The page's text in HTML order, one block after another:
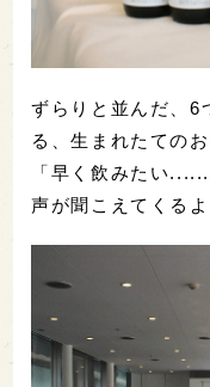
ずらりと並んだ、6
る、生まれたての
「早く飲みたい
声が聞こえてくるよ